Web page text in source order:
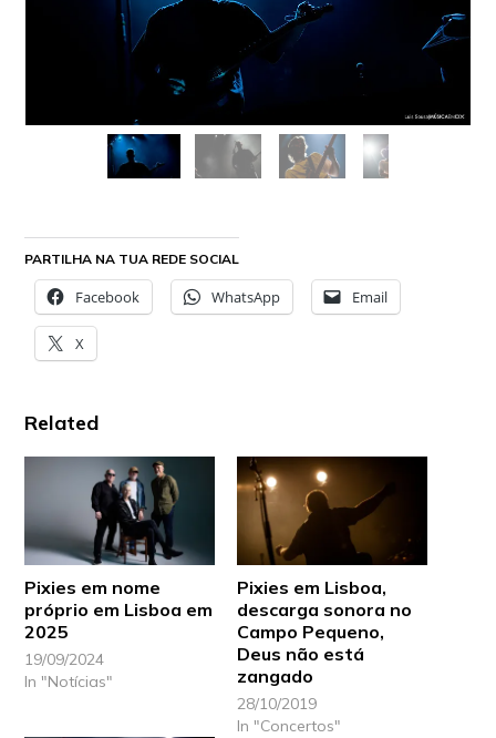
PARTILHA NA TUA REDE SOCIAL
Facebook WhatsApp Email
X
Related
Pixies em nome
próprio em Lisboa em
2025
19/09/2024
In "Notícias"
Pixies em Lisboa,
descarga sonora no
Campo Pequeno,
Deus não está
zangado
28/10/2019
In "Concertos"